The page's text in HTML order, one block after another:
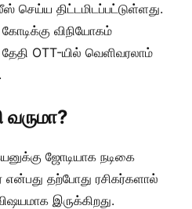
செய்ய திட்டமிடப்பட்டுள்ளது.
கோடிக்கு விநியோகம்
OTT-யில் வெளிவரலாம்
வருமா?
ஜோடியாக நடிகை
என்பது தற்போது ரசிகர்களால்
இருக்கிறது.